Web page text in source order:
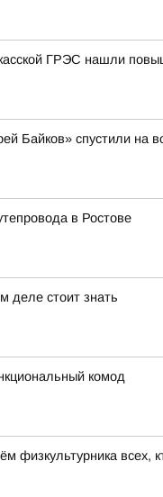
ГРЭС нашли
Байков» спустили на
в Ростове
деле стоит знать
комод
физкультурника всех,